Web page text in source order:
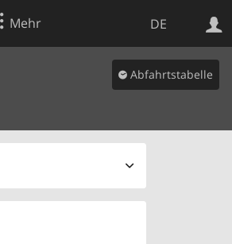
DE
Mehr
Abfahrtstabelle